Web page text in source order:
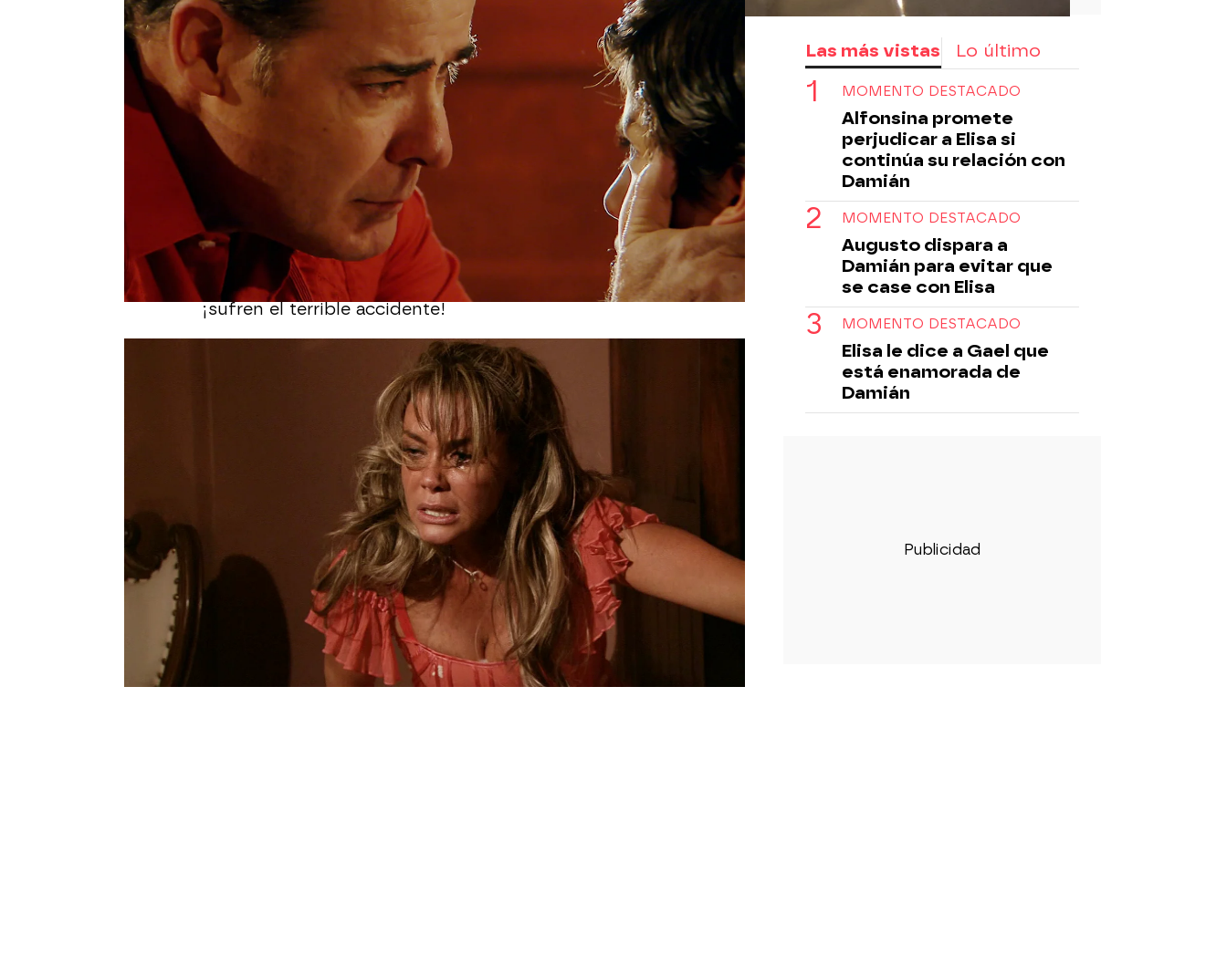
Estefanía interrumpe su huiday le dice que Carmina y él no
van a ser capaces de ser felices en esa situación. Pero él se va
al pueblo a recogerla y no le importa lo que se lleve por
delante.
En la casa, Alfonsina le pregunta a Carmina por qué tiene sus
maletas listas. ¿Pensaba fugarse con ellos dos? Carmina lo
desmiente todo. Dice que se va a Europa, que lo tiene
planeado. Pero Alfonsina sigue pensando que Estefanía y
Rosendo están juntos.
Estefanía le dice a Rosendo que conduzca con cuidado pero él
está decidido a ir a por Carmina. Y es entonces cuando ambos
¡sufren el terrible accidente!
Una mujer que pasa con una carreta de caballos va a conseguir
ayuda. Estefanía está viva pero cuando llega el conductor del
coche, que no es otro que Augusto, ella ya está muerta.
¡Los dos fallecen! Las lágrimas y los gritos desgarradores de
dolor de Alfonsina, Carmina, Augusto y la pequeña Elisa
destrozan la familiapara siempre.
Las más vistas Lo último
MOMENTO DESTACADO
Alfonsina promete
perjudicar a Elisa si
continúa su relación con
Damián
MOMENTO DESTACADO
Augusto dispara a
Damián para evitar que
se case con Elisa
MOMENTO DESTACADO
Elisa le dice a Gael que
está enamorada de
Damián